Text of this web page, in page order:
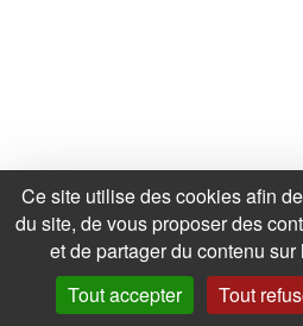
Ce site utilise des cookies afin
du site, de vous proposer des
et de partager du contenu
Tout accepter
Tout